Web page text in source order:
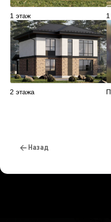
1 этаж
2 этажа
← Назад